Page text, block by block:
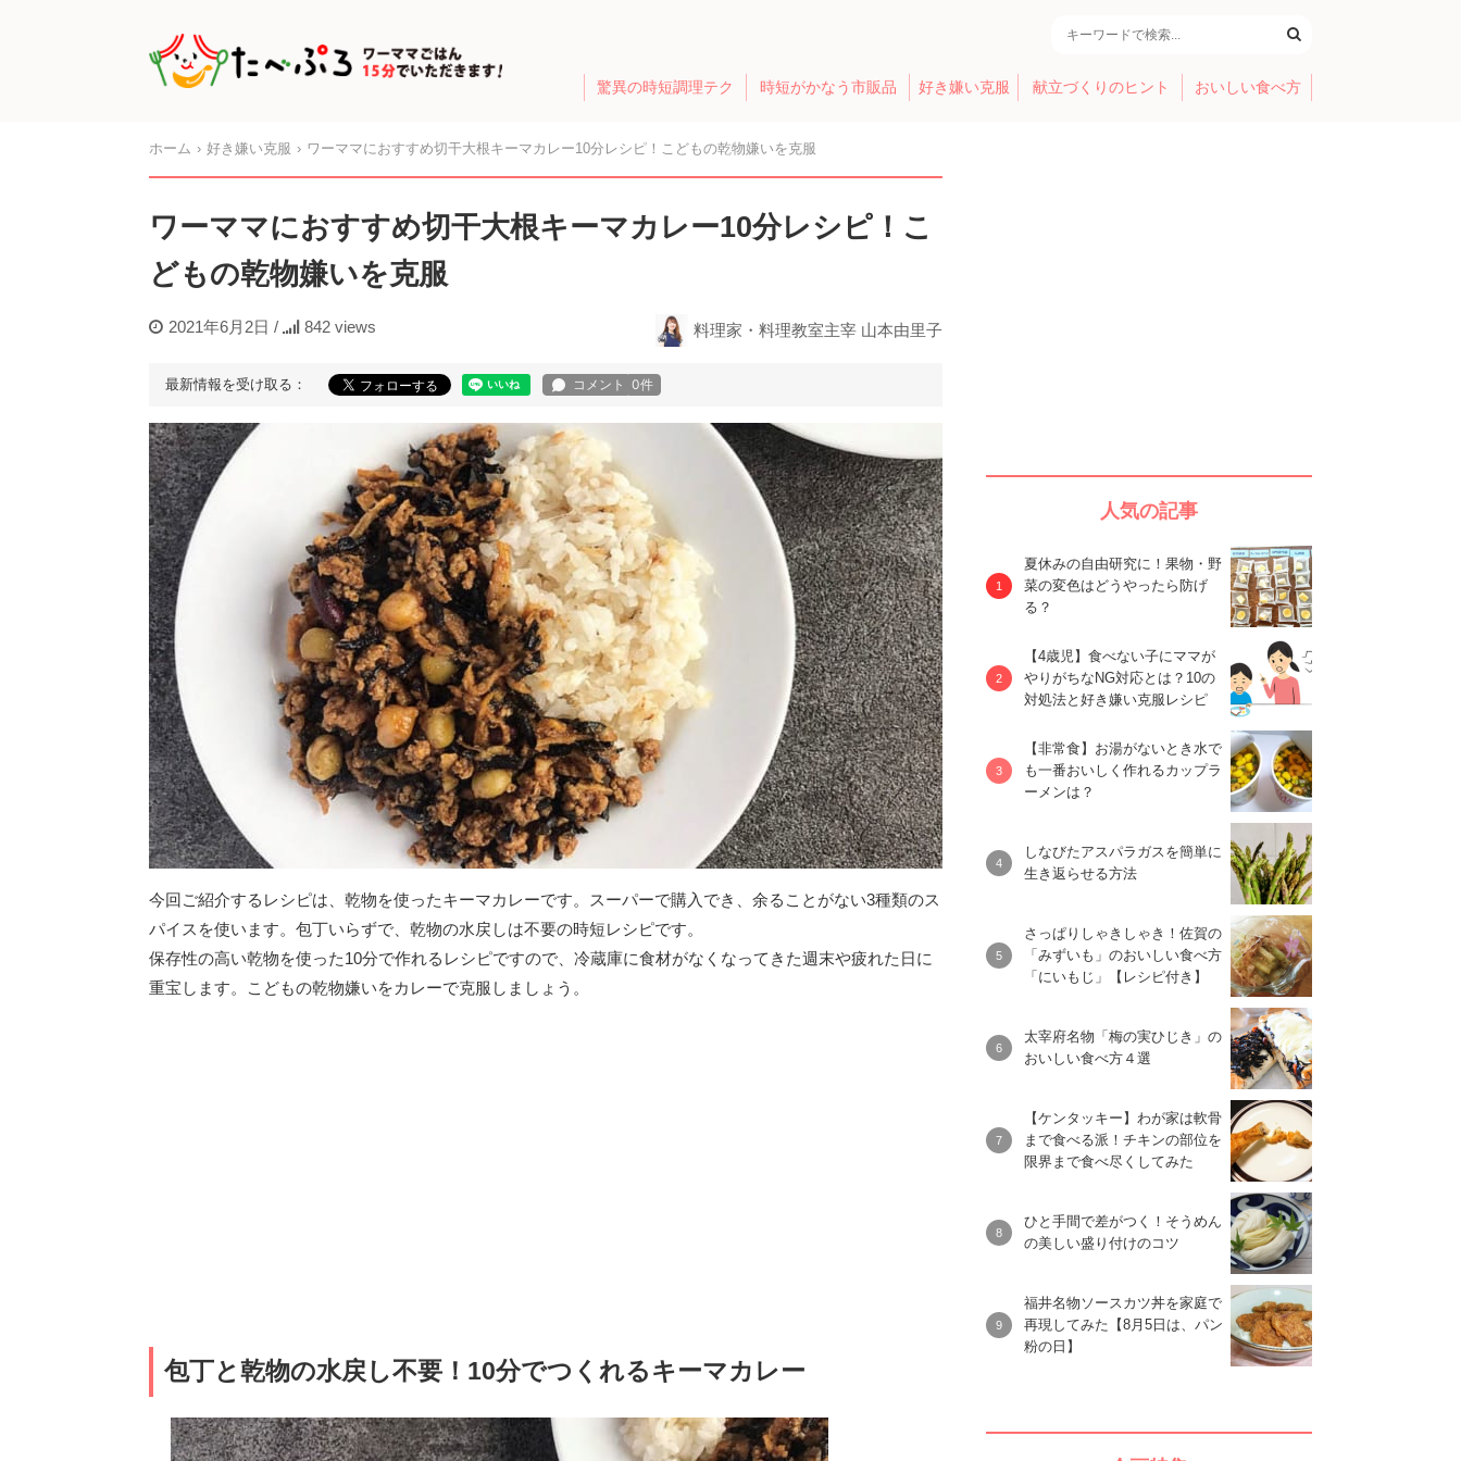
驚異の時短調理テク 時短がかなう市販品 好き嫌い克服 献立づくりのヒント おいしい食べ方
ホーム 好き嫌い克服 ワーママにおすすめ切干大根キーマカレー10分レシピ！こどもの乾物嫌いを克服
ワーママにおすすめ切干大根キーマカレー10分レシピ！こ
どもの乾物嫌いを克服
2021年6月2日 / 842 views 料理家・料理教室主宰 山本由里子
最新情報を受け取る：
今回ご紹介するレシピは、乾物を使ったキーマカレーです。スーパーで購入でき、余ることがない3種類のス
パイスを使います。包丁いらずで、乾物の水戻しは不要の時短レシピです。
保存性の高い乾物を使った10分で作れるレシピですので、冷蔵庫に食材がなくなってきた週末や疲れた日に
重宝します。こどもの乾物嫌いをカレーで克服しましょう。
包丁と乾物の水戻し不要！10分でつくれるキーマカレー
人気の記事
夏休みの自由研究に！果物・野
菜の変色はどうやったら防げ
る？
【4歳児】食べない子にママが
やりがちなNG対応とは？10の
対処法と好き嫌い克服レシピ
【非常食】お湯がないとき水で
も一番おいしく作れるカップラ
ーメンは？
しなびたアスパラガスを簡単に
生き返らせる方法
さっぱりしゃきしゃき！佐賀の
「みずいも」のおいしい食べ方
「にいもじ」【レシピ付き】
太宰府名物「梅の実ひじき」の
おいしい食べ方４選
【ケンタッキー】わが家は軟骨
まで食べる派！チキンの部位を
限界まで食べ尽くしてみた
ひと手間で差がつく！そうめん
の美しい盛り付けのコツ
福井名物ソースカツ丼を家庭で
再現してみた【8月5日は、パン
粉の日】